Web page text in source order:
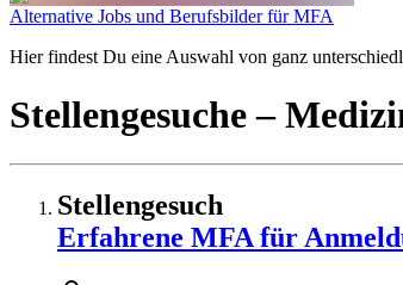
Alternative Jobs und Berufsbilder für MFA
Hier findest Du eine Auswahl von ganz
Stellengesuche–
Stellengesuch
Erfahrene MFA für